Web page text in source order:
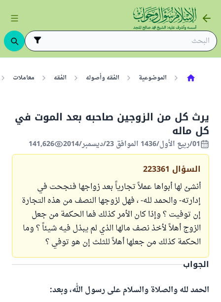
الموضوعية الفقه وأصوله الفقه معاملات
يرث كل من الزوجين صاحبه بعد الموت في
كل ماله
01/ربيع الأول/1436 الموافق 23/ديسمبر/2014 141,626
السؤال 223361
أنشئ لها أبواها عملاً تجارياً بعد زواجها فنجحت في
إدارته- والحمد لله- ، فهل لزوجها النصف من هذه التجارة
إن توفيت ؟ وإذا كان الأمر كذلك فما الحكمة من جعل
الزوج أهلاً لأخذ نصف مالها الذي لم يبذل فيه شيئاً ؟ وما
الحكمة كذلك من جعلها أهلاً للثلث إن هو توفي ؟
الجواب
الحمد لله والصلاة والسلام على رسول الله، وبعد: